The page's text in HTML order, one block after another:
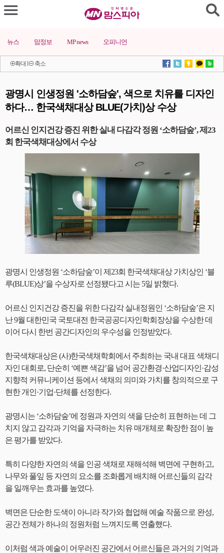
뉴스 맘정보 MP news 오피니언
확대 l 축소
광명시 인생정원 '소하담숲', 색으로 치유를 디자인
하다… 한국색채대상 BLUE(가치)상 수상
어르신 인지건강 증진 위한 실내 다감각 정원 ‘소하담숲’, 제23
회 한국색채대상에서 수상
광명시 인생정원 ‘소하담숲’이 제23회 한국색채대상 가치상인 ‘블
루(BLUE)상’을 수상자로 선정됐다고 시는 5일 밝혔다.
어르신 인지건강 증진을 위한 다감각 실내정원인 ‘소하담숲’은 지
난 9월 대한민국 국토대전 한국공공디자인학회장상을 수상한 데
이어 다시 한번 공간디자인의 우수성을 인정받았다.
한국색채대상은 (사)한국색채학회에서 주최하는 국내 대표 색채디
자인 대회로, 단순히 ‘예쁜 색감’을 넘어 공간환경·산업디자인·감성
지향적 커뮤니케이션 등에서 색채의 의미와 가치를 창의적으로 구
현한 개인·기업·단체를 선정한다.
광명시는 ‘소하담숲’에 정원과 자연의 색을 단순히 표현하는 데 그
치지 않고 감각과 기억을 자극하는 치유 매개체로 확장한 점이 높
은 평가를 받았다.
특히 다양한 자연의 색을 인공 색채로 재해석해 벽면에 구현하고,
나무와 풀잎 등 자연의 요소를 조화롭게 배치해 어르신들의 감각
을 일깨우는 효과를 높였다.
벽면은 단순한 도색이 아니라 작가와 협업해 예술 작품으로 완성,
공간 전체가 하나의 정원처럼 느껴지도록 연출했다.
이처럼 색과 예술이 어우러진 공간에서 어르신들은 과거의 기억과